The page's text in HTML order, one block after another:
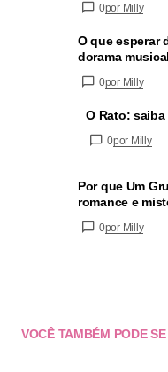
0por Milly
O que esperar
dorama
0por Milly
O Rato:
0por Milly
Por que Um
romance e
0por Milly
VOCÊ TAMBÉM PODE